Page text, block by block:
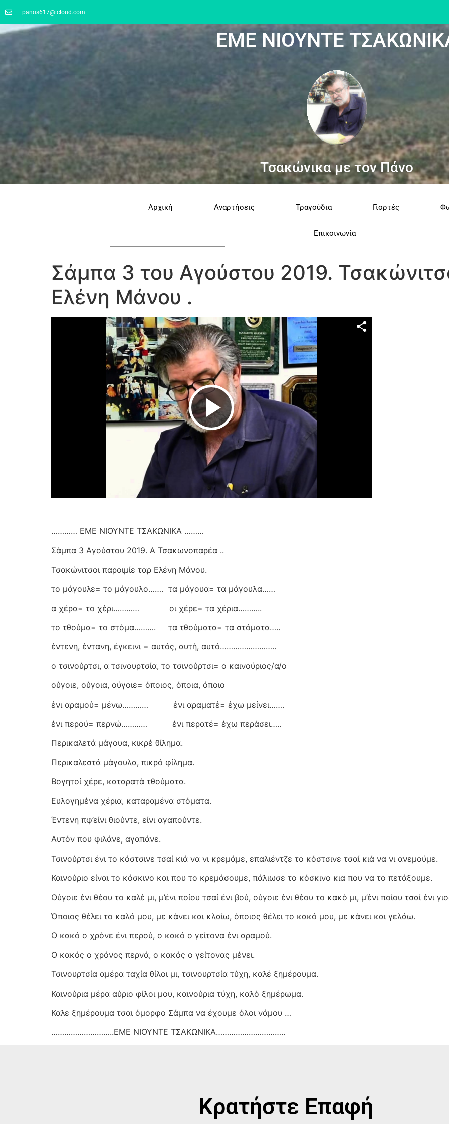
panos617@icloud.com
ΕΜΕ ΝΙΟΥΝΤΕ
Τσακώνικα με τον Πάνο
Αρχική Αναρτήσεις Τραγούδια Γιορτές
Επικοινωνία
Σάμπα 3 του Αγούστου 2019.
Ελένη Μάνου .
Play Video
………… ΕΜΕ ΝΙΟΥΝΤΕ ΤΣΑΚΩΝΙΚΑ ………
Σάμπα 3 Αγούστου 2019. Α Τσακωνοπαρέα ..
Τσακώνιτσοι παροιμίε ταρ Ελένη Μάνου.
το μάγουλε= το μάγουλο……. τα μάγουα= τα μάγουλα……
α χέρα= το χέρι…………
οι χέρε= τα χέρια………..
το τθούμα= το στόμα……….
τα τθούματα= τα στόματα…..
έντενη, έντανη, έγκεινι = αυτός, αυτή, αυτό……………………..
ο τσινούρτσι, α τσινουρτσία, το τσινούρτσι= ο καινούριος/α/ο
ούγοιε, ούγοια, ούγοιε= όποιος, όποια, όποιο
ένι αραμού= μένω…………
ένι αραματέ= έχω μείνει…….
ένι περού= περνώ…………
ένι περατέ= έχω περάσει…..
Περικαλετά μάγουα, κικρέ θίλημα.
Περικαλεστά μάγουλα, πικρό φίλημα.
Βογητοί χέρε, καταρατά τθούματα.
Ευλογημένα χέρια, καταραμένα στόματα.
Έντενη πφ’είνι θιούντε, είνι αγαπούντε.
Αυτόν που φιλάνε, αγαπάνε.
Τσινούρτσι ένι το κόστσινε τσαί κιά να νι κρεμάμε, επαλιέντζε το κόστσινε τσαί κιά να νι ανεμούμε.
Καινούριο είναι το κόσκινο και που το κρεμάσουμε, πάλιωσε το κόσκινο κια που να το πετάξουμε.
Ούγοιε ένι θέου το καλέ μι, μ’ένι ποίου τσαί ένι βού, ούγοιε ένι θέου το κακό μι, μ’ένι ποίου τσαί ένι
Όποιος θέλει το καλό μου, με κάνει και κλαίω, όποιος θέλει το κακό μου, με κάνει και γελάω.
Ο κακό ο χρόνε ένι περού, ο κακό ο γείτονα ένι αραμού.
Ο κακός ο χρόνος περνά, ο κακός ο γείτονας μένει.
Τσινουρτσία αμέρα ταχία θίλοι μι, τσινουρτσία τύχη, καλέ ξημέρουμα.
Καινούρια μέρα αύριο φίλοι μου, καινούρια τύχη, καλό ξημέρωμα.
Καλε ξημέρουμα τσαι όμορφο Σάμπα να έχουμε όλοι νάμου …
………………………..ΕΜΕ ΝΙΟΥΝΤΕ ΤΣΑΚΩΝΙΚΑ…………………………..
Κρατήστε Επαφή